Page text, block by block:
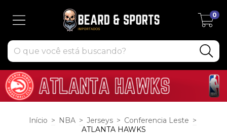
0
Início > NBA > Jerseys > Conferencia Leste >
ATLANTA HAWKS